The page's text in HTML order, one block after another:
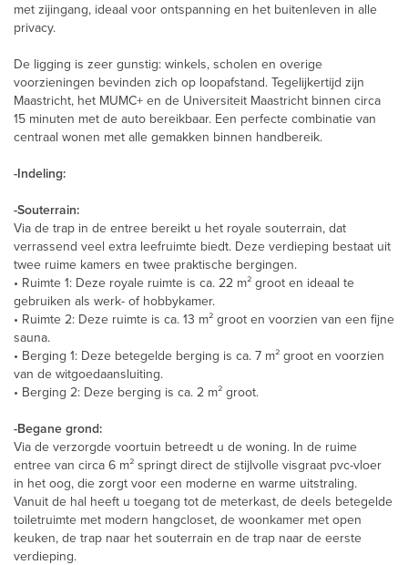
met zijingang, ideaal voor ontspanning en het buitenleven in alle
privacy.
De ligging is zeer gunstig: winkels, scholen en overige
voorzieningen bevinden zich op loopafstand. Tegelijkertijd zijn
Maastricht, het MUMC+ en de Universiteit Maastricht binnen circa
15 minuten met de auto bereikbaar. Een perfecte combinatie van
centraal wonen met alle gemakken binnen handbereik.
-Indeling:
-Souterrain:
Via de trap in de entree bereikt u het royale souterrain, dat
verrassend veel extra leefruimte biedt. Deze verdieping bestaat uit
twee ruime kamers en twee praktische bergingen.
• Ruimte 1: Deze royale ruimte is ca. 22 m² groot en ideaal te
gebruiken als werk- of hobbykamer.
• Ruimte 2: Deze ruimte is ca. 13 m² groot en voorzien van een fijne
sauna.
• Berging 1: Deze betegelde berging is ca. 7 m² groot en voorzien
van de witgoedaansluiting.
• Berging 2: Deze berging is ca. 2 m² groot.
-Begane grond:
Via de verzorgde voortuin betreedt u de woning. In de ruime
entree van circa 6 m² springt direct de stijlvolle visgraat pvc-vloer
in het oog, die zorgt voor een moderne en warme uitstraling.
Vanuit de hal heeft u toegang tot de meterkast, de deels betegelde
toiletruimte met modern hangcloset, de woonkamer met open
keuken, de trap naar het souterrain en de trap naar de eerste
verdieping.